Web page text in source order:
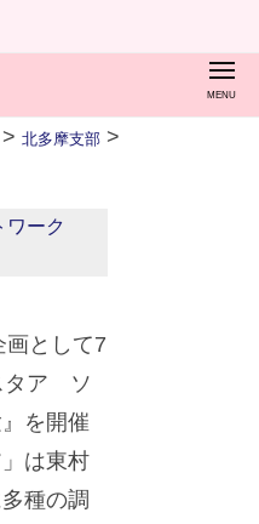
メ
ニ
> 北多摩支部 >
ワーク
画として7
タア ソ
を開催
は東村
種の調